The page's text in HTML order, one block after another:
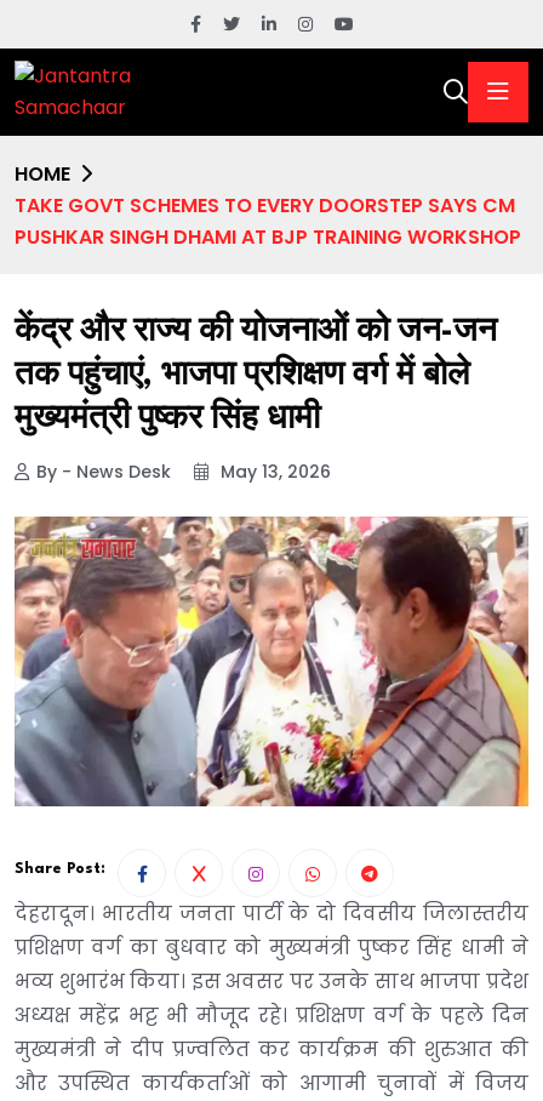
HOME
TAKE GOVT SCHEMES TO EVERY DOORSTEP SAYS CM
PUSHKAR SINGH DHAMI AT BJP TRAINING WORKSHOP
केंद्र और राज्य की योजनाओं को जन-जन
तक पहुंचाएं, भाजपा प्रशिक्षण वर्ग में बोले
मुख्यमंत्री पुष्कर सिंह धामी
By - News Desk May 13, 2026
Share Post:
देहरादून। भारतीय जनता पार्टी के दो दिवसीय जिलास्तरीय
प्रशिक्षण वर्ग का बुधवार को मुख्यमंत्री पुष्कर सिंह धामी ने
भव्य शुभारंभ किया। इस अवसर पर उनके साथ भाजपा प्रदेश
अध्यक्ष महेंद्र भट्ट भी मौजूद रहे। प्रशिक्षण वर्ग के पहले दिन
मुख्यमंत्री ने दीप प्रज्वलित कर कार्यक्रम की शुरुआत की
और उपस्थित कार्यकर्ताओं को आगामी चुनावों में विजय